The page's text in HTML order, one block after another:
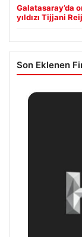
Galatasaray’da
yıldızı Tijjani
Son Eklenen